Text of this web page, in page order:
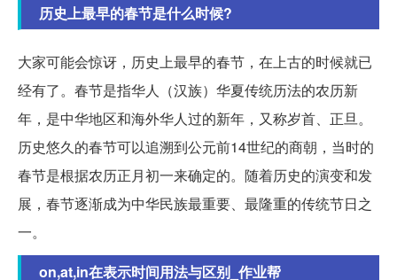
历史上最早的春节是什么时候?
大家可能会惊讶，历史上最早的春节，在上古的时候就已
经有了。春节是指华人（汉族）华夏传统历法的农历新
年，是中华地区和海外华人过的新年，又称岁首、正旦。
历史悠久的春节可以追溯到公元前14世纪的商朝，当时的
春节是根据农历正月初一来确定的。随着历史的演变和发
展，春节逐渐成为中华民族最重要、最隆重的传统节日之
一。
on,at,in在表示时间用法与区别_作业帮